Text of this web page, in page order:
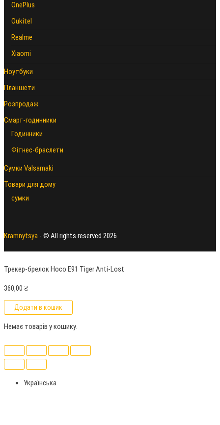
OnePlus
Oukitel
Realme
Xiaomi
Ноутбуки
Планшети
Розпродаж
Смарт-годинники
Годинники
Фітнес-браслети
Сумки Valsamaki
Товари для дому
сумки
Kramnytsya - © All rights reserved 2026
Трекер-брелок Hoco E91 Tiger Anti-Lost
360,00 ₴
Додати в кошик
Немає товарів у кошику.
Українська